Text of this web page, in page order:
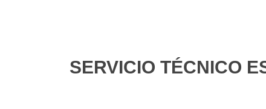
SERVICIO TÉCNICO